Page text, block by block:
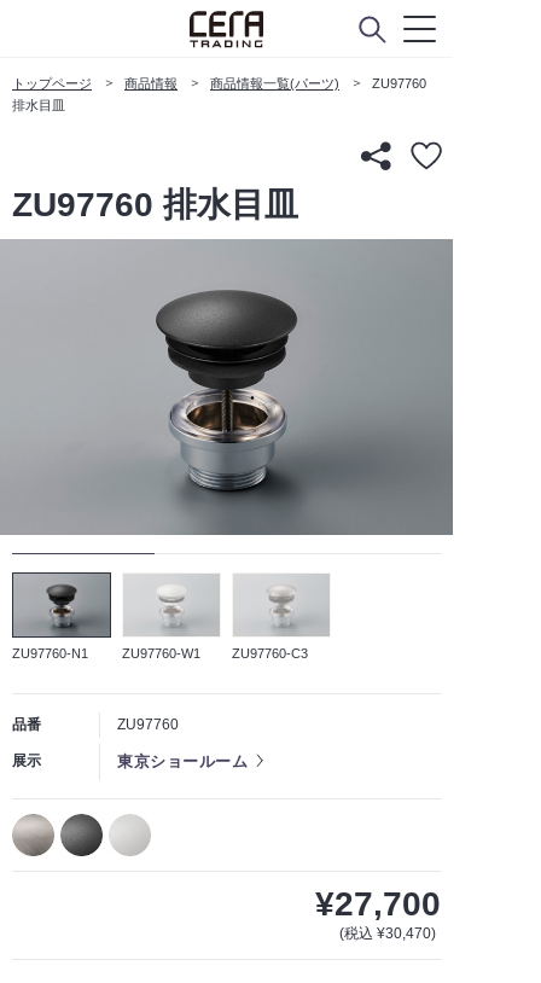
トップページ 商品情報 商品情報一覧(パーツ)
ZU97760
排水目皿
ZU97760 排水目皿
ZU97760-N1 ZU97760-W1 ZU97760-C3
品番 ZU97760
展示 東京ショールーム
¥27,700
(税込 ¥30,470)